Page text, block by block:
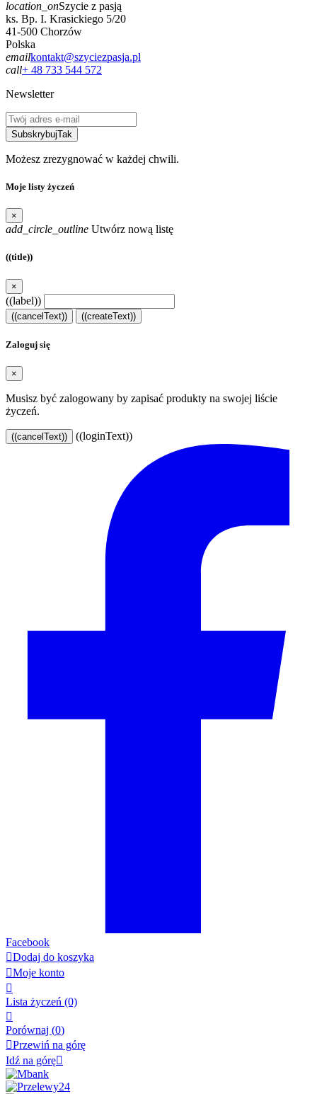
location_onSzycie z pasją
ks. Bp. I. Krasickiego 5/20
41-500 Chorzów
Polska
emailkontakt@szyciezpasja.pl
call+ 48 733 544 572
Newsletter
SubskrybujTak
Możesz zrezygnować w każdej chwili.
Moje listy życzeń
×
add_circle_outline Utwórz nową listę
((title))
×
((label))
((cancelText)) ((createText))
Zaloguj się
×
Musisz być zalogowany by zapisać produkty na swojej liście
życzeń.
((cancelText)) ((loginText))
Facebook
Dodaj do koszyka
Moje konto

Lista życzeń (0)

Porównaj (0)
Przewiń na górę
Idź na górę